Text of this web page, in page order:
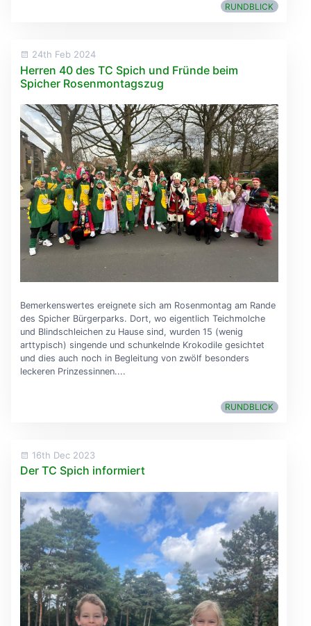
RUNDBLICK
24th Feb 2024
Herren 40 des TC Spich und Fründe beim
Spicher Rosenmontagszug
Bemerkenswertes ereignete sich am Rosenmontag am Rande
des Spicher Bürgerparks. Dort, wo eigentlich Teichmolche
und Blindschleichen zu Hause sind, wurden 15 (wenig
arttypisch) singende und schunkelnde Krokodile gesichtet
und dies auch noch in Begleitung von zwölf besonders
leckeren Prinzessinnen....
RUNDBLICK
16th Dec 2023
Der TC Spich informiert